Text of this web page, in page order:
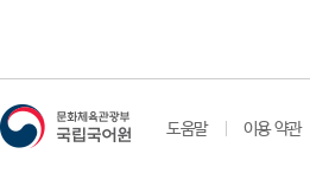
도움말 이용 약관